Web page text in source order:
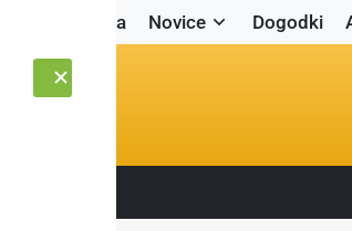
Naslovnica Novice Dogodki